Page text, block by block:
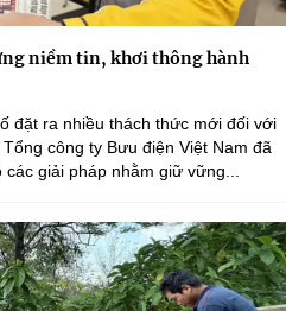
niềm tin, khơi thông hành
đặt ra nhiều thách thức mới đối với
công ty Bưu điện Việt Nam đã
giải pháp nhằm giữ vững...